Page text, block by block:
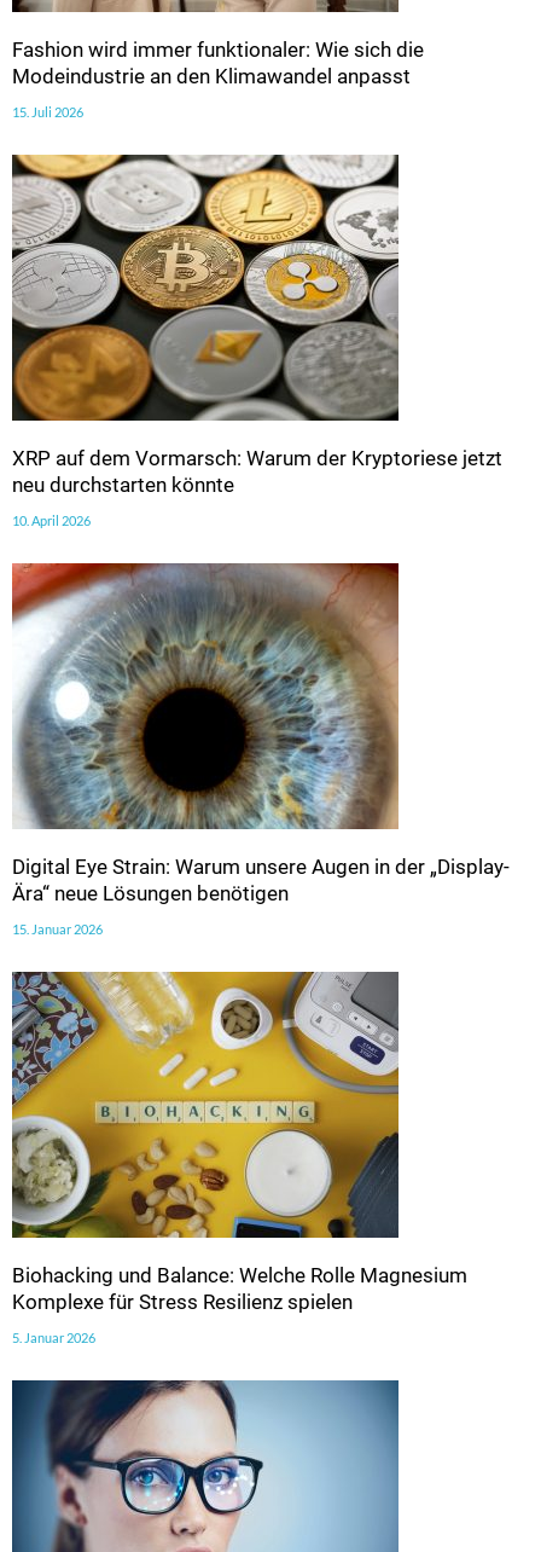
Fashion wird immer funktionaler: Wie sich die
Modeindustrie an den Klimawandel anpasst
15. Juli 2026
XRP auf dem Vormarsch: Warum der Kryptoriese jetzt
neu durchstarten könnte
10. April 2026
Digital Eye Strain: Warum unsere Augen in der „Display-
Ära“ neue Lösungen benötigen
15. Januar 2026
Biohacking und Balance: Welche Rolle Magnesium
Komplexe für Stress Resilienz spielen
5. Januar 2026